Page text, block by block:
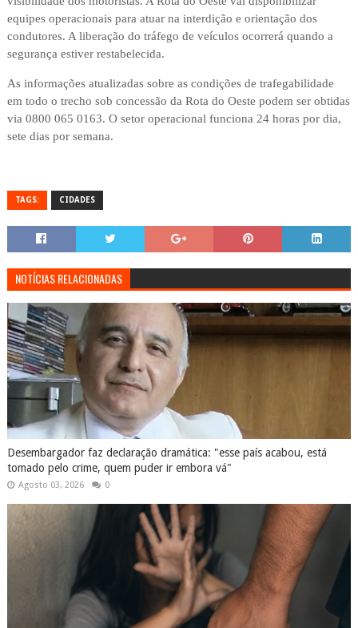
equipes operacionais para atuar na interdição e orientação dos
condutores. A liberação do tráfego de veículos ocorrerá quando a
segurança estiver restabelecida.
As informações atualizadas sobre as condições de trafegabilidade
em todo o trecho sob concessão da Rota do Oeste podem ser obtidas
via 0800 065 0163. O setor operacional funciona 24 horas por dia,
sete dias por semana.
TAGS: CIDADES
NOTÍCIAS RELACIONADAS
Desembargador faz declaração dramática: "esse país acabou, está
tomado pelo crime, quem puder ir embora vá"
Agosto 03, 2026 0